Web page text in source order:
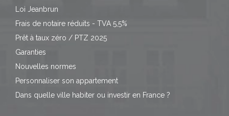
Loi Jeanbrun
Frais de notaire réduits - TVA 5,5%
Prêt à taux zéro / PTZ 2025
Garanties
Nouvelles normes
Personnaliser son appartement
Dans quelle ville habiter ou investir en France ?